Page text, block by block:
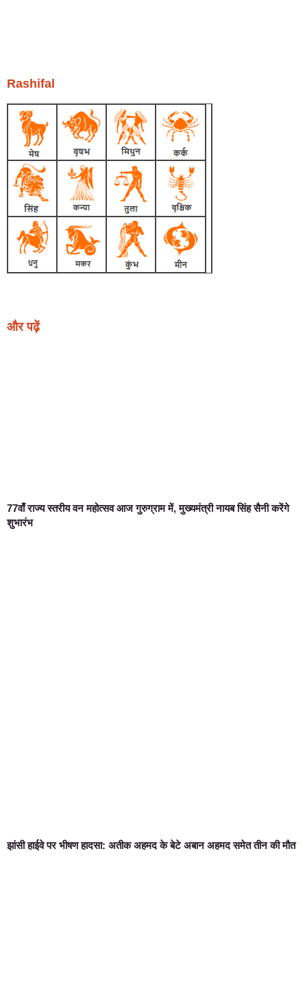
Rashifal
और पढ़ें
77वाँ राज्य स्तरीय वन महोत्सव आज गुरुग्राम में, मुख्यमंत्री नायब सिंह सैनी करेंगे
शुभारंभ
झांसी हाईवे पर भीषण हादसा: अतीक अहमद के बेटे अबान अहमद समेत तीन की मौत